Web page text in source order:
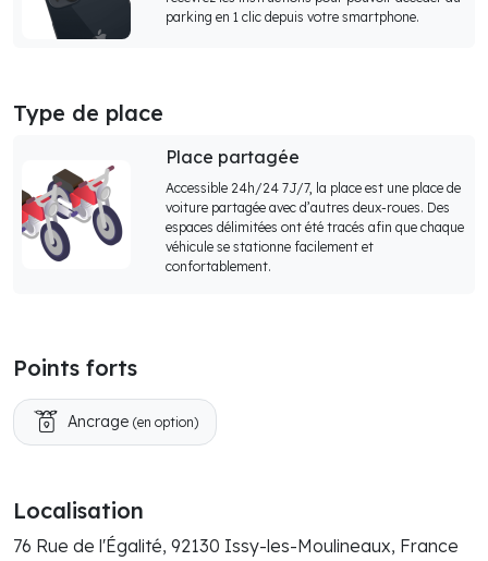
parking en 1 clic depuis votre smartphone.
Type de place
Place partagée
Accessible 24h/24 7J/7, la place est une place de
voiture partagée avec d’autres deux-roues. Des
espaces délimitées ont été tracés afin que chaque
véhicule se stationne facilement et
confortablement.
Points forts
Ancrage (en option)
Localisation
76 Rue de l'Égalité, 92130 Issy-les-Moulineaux, France